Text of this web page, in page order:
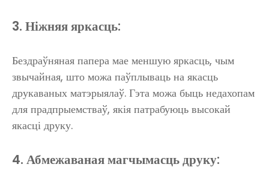
3. Ніжняя яркасць:
Бездраўняная папера мае меншую яркасць, чым
звычайная, што можа паўплываць на якасць
друкаваных матэрыялаў. Гэта можа быць недахопам
для прадпрыемстваў, якія патрабуюць высокай
якасці друку.
4. Абмежаваная магчымасць друку: